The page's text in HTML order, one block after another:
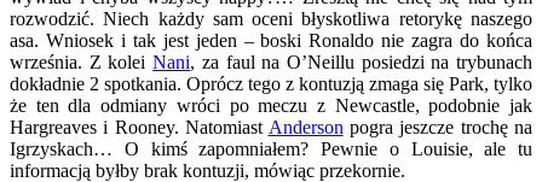
rozwodzić. Niech każdy sam oceni błyskotliwa retorykę naszego
asa. Wniosek i tak jest jeden – boski Ronaldo nie zagra do końca
września. Z koleiNani, za faul na O’Neillu posiedzi na trybunach
dokładnie 2 spotkania. Oprócz tego z kontuzją zmaga się Park, tylko
że ten dla odmiany wróci po meczu z Newcastle, podobnie jak
Hargreaves i Rooney. Natomiast Anderson pogra jeszcze trochę na
Igrzyskach… O kimś zapomniałem? Pewnie o Louisie, ale tu
informacją byłby brak kontuzji, mówiąc przekornie.